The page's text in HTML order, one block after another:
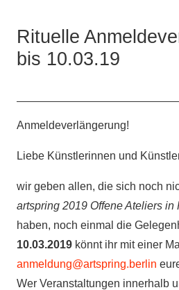
Rituelle
bis 10.03.19
Anmeldeverlängerung!
Liebe Künstlerinnen und
wir geben allen, die sich noch
artspring 2019 Offene Ateliers in
haben, noch einmal die
10.03.2019 könnt ihr mit einer
anmeldung@artspring.berlin
Wer Veranstaltungen innerhalb